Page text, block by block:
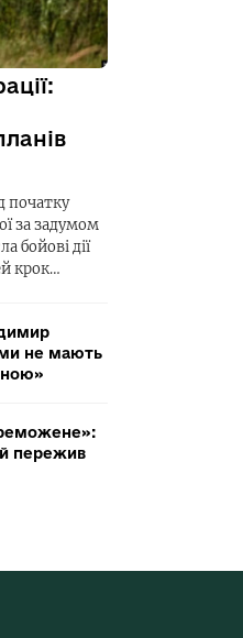
початку
за задумом
бойові дії
крок…
не мають
пережив